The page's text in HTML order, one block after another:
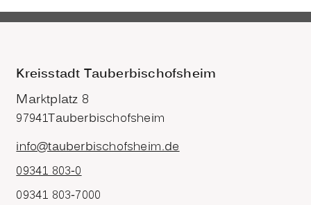
Kreisstadt Tauberbischofsheim
Marktplatz 8
97941Tauberbischofsheim
info@tauberbischofsheim.de
09341 803-0
09341 803-7000